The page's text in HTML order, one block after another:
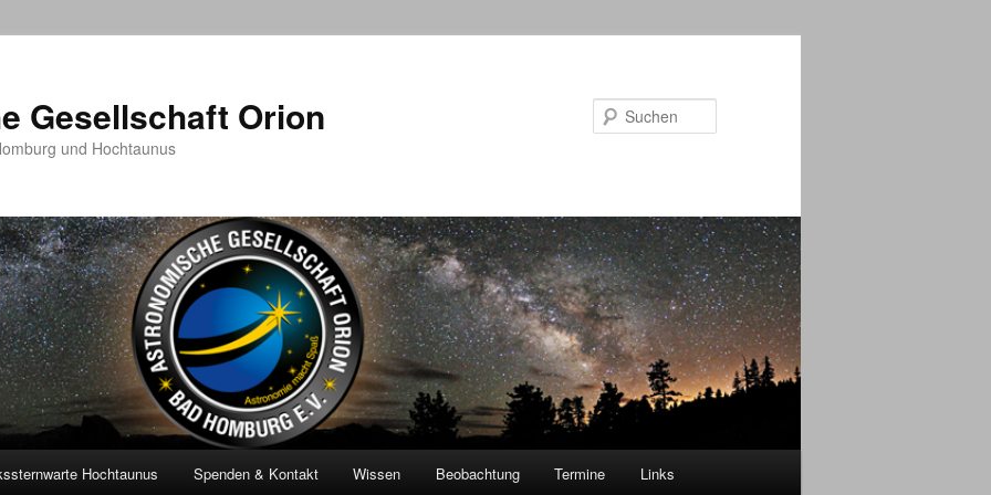
Gesellschaft Orion
und Hochtaunus
Hochtaunus Spenden & Kontakt Wissen Beobachtung Termine Links